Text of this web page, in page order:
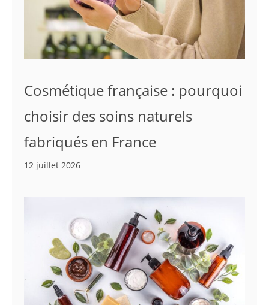
Cosmétique française : pourquoi
choisir des soins naturels
fabriqués en France
12 juillet 2026